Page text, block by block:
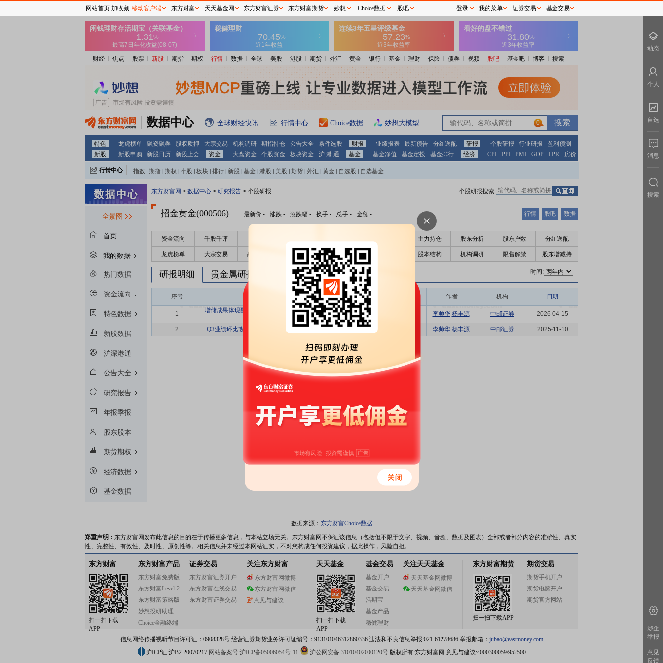
财经 焦点 股票 新股 期指 期权 行情 数据 全球 美股 港股 期货 外汇 黄金 银行 基金 理财 保险 债券 视频 股吧 基金吧 博客 搜索
数据中心 全球财经快讯 行情中心 Choice数据 妙想大模型 0
特色 龙虎榜单 融资融券 股权质押 大宗交易 机构调研 期指持仓 公告大全 条件选股 财报 业绩报表 最新预告 分红送配 研报 个股研报 行业研报
盈利预测
新股
新股申购 新股日历 新股上会 资金 大盘资金 个股资金 板块资金 沪 港 通 基金 基金净值 基金定投 基金排行 经济 CPI PPI PMI GDP LPR 房价
行情中心 指数 期指 期权 个股 板块 排行 新股 基金 港股 美股 期货 外汇 黄金 自选股 自选基金
全景图
首页
我的数据
热门数据
资金流向
特色数据
新股数据
沪深港通
公告大全
研究报告
年报季报
股东股本
期货期权
经济数据
基金数据
东方财富网 > 数据中心 > 研究报告 > 个股研报 个股研报搜索:
招金黄金(000506) 最新价 - 涨跌 - 涨跌幅 - 换手 - 总手 - 金额 - 行情 股吧 数据
资金流向 千股千评 主力持仓 股东分析 股东户数 分红送配
龙虎榜单 大宗交易 融资融券 高管持股 股东大会 股本结构 机构调研 限售解禁 股东增减持
时间:
研报明细 贵金属研报 贵金属盈利预测
序号
东财
评级
作者 机构 日期
1
增储成果体现配置价值，静待瓦矿爬坡释放业
增持 李帅华 杨丰源 中邮证券 2026-04-15
2 Q3业绩环比改善，静待瓦矿技改后业绩释放 增持 李帅华 杨丰源 中邮证券 2025-11-10
数据来源： 东方财富Choice数据
郑重声明： 东方财富网发布此信息的目的在于传播更多信息，与本站立场无关。东方财富网不保证该信息（包括但不限于文字、视频、音频、数据及图表）全部或者部分内容的准确性、真实
性、完整性、有效性、及时性、原创性等。相关信息并未经过本网站证实，不对您构成任何投资建议，据此操作，风险自担。
东方财富
扫一扫下载
APP
东方财富产品
东方财富免费版
东方财富Level-2
东方财富策略版
妙想投研助理
Choice金融终端
证券交易
东方财富证券开户
东方财富在线交易
东方财富证券交易
关注东方财富
东方财富网微博
东方财富网微信
意见与建议
天天基金
扫一扫下载
APP
基金交易
基金开户
基金交易
活期宝
基金产品
稳健理财
关注天天基金
天天基金网微博
天天基金网微信
东方财富期货
扫一扫下载APP
期货交易
期货手机开户
期货电脑开户
期货官方网站
信息网络传播视听节目许可证：0908328号 经营证券期货业务许可证编号：913101046312860336 违法和不良信息举报:021-61278686 举报邮箱： jubao@eastmoney.com
沪ICP证:沪B2-20070217 网站备案号:沪ICP备05006054号-11 沪公网安备 31010402000120号版权所有:东方财富网 意见与建议:4000300059/952500
网站首页 加收藏 移动客户端 东方财富 天天基金网 东方财富证券 东方财富期货 妙想 Choice数据 股吧 登录 我的菜单 证券交易 基金交易
动态
个人
自选
消息
搜索
涉企
举报
意见
反馈